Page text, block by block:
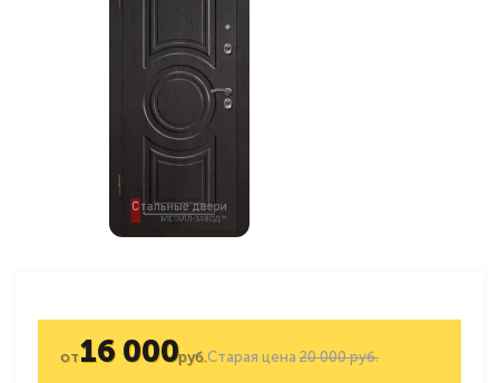
Старая цена20 000 руб.
от16 000руб.